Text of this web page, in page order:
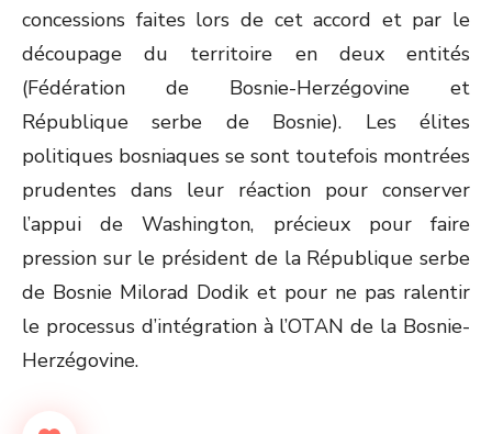
concessions faites lors de cet accord et par le
découpage du territoire en deux entités
(Fédération de Bosnie-Herzégovine et
République serbe de Bosnie). Les élites
politiques bosniaques se sont toutefois montrées
prudentes dans leur réaction pour conserver
l’appui de Washington, précieux pour faire
pression sur le président de la République serbe
de Bosnie Milorad Dodik et pour ne pas ralentir
le processus d’intégration à l’OTAN de la Bosnie-
Herzégovine.